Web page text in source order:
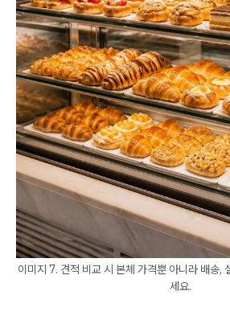
이미지 7. 견적 비교 시 본체 가격뿐 아니라 배송,
세요.